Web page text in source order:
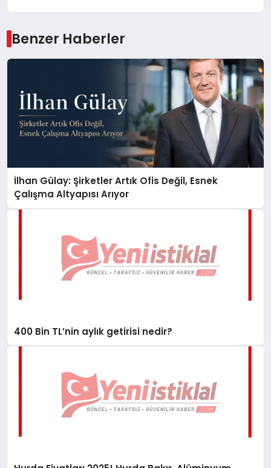
Benzer Haberler
İlhan Gülay: Şirketler Artık Ofis Değil, Esnek
Çalışma Altyapısı Arıyor
400 Bin TL’nin aylık getirisi nedir?